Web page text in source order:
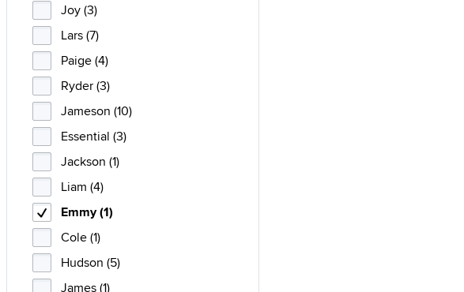
Joy (3)
Lars (7)
Paige (4)
Ryder (3)
Jameson (10)
Essential (3)
Jackson (1)
Liam (4)
Emmy (1)
Cole (1)
Hudson (5)
James (1)